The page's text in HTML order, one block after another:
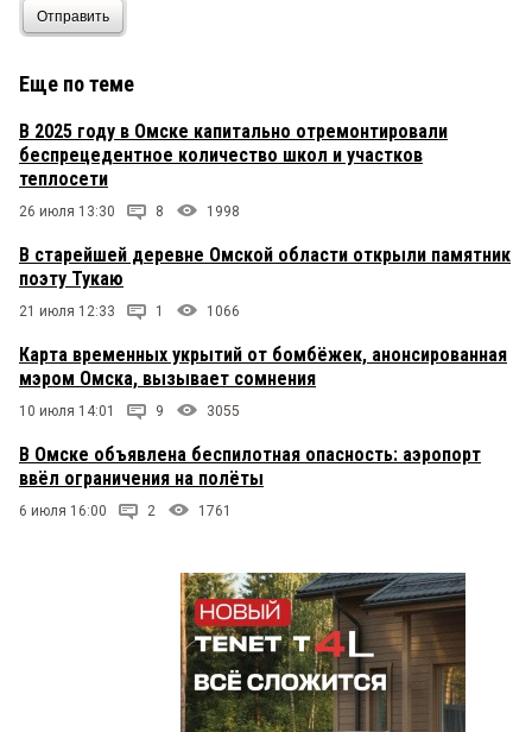
Отправить
Еще по теме
В 2025 году в Омске капитально отремонтировали
беспрецедентное количество школ и участков
теплосети
26 июля 13:30 8 1998
В старейшей деревне Омской области открыли памятник
поэту Тукаю
21 июля 12:33 1 1066
Карта временных укрытий от бомбёжек, анонсированная
мэром Омска, вызывает сомнения
10 июля 14:01 9 3055
В Омске объявлена беспилотная опасность: аэропорт
ввёл ограничения на полёты
6 июля 16:00 2 1761